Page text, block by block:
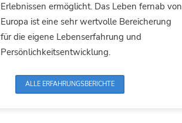
Erlebnissen ermöglicht. Das Leben fernab von
Europa ist eine sehr wertvolle Bereicherung
für die eigene Lebenserfahrung und
Persönlichkeitsentwicklung.
ALLE ERFAHRUNGSBERICHTE